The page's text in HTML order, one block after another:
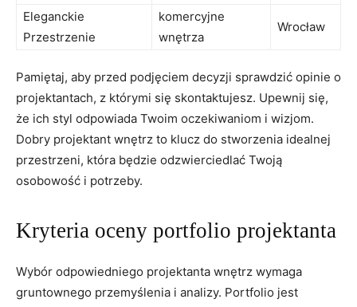
Eleganckie
Przestrzenie
komercyjne
wnętrza
Wrocław
Pamiętaj, aby przed podjęciem decyzji sprawdzić opinie o
projektantach, z którymi się skontaktujesz.⁢ Upewnij się,
że ich styl ⁢odpowiada⁣ Twoim oczekiwaniom i wizjom.
Dobry projektant wnętrz to klucz do stworzenia idealnej
przestrzeni, która​ będzie odzwierciedlać Twoją
osobowość i potrzeby.
Kryteria‌ oceny portfolio projektanta
Wybór odpowiedniego projektanta⁣ wnętrz wymaga
gruntownego przemyślenia i analizy.​ Portfolio jest⁢